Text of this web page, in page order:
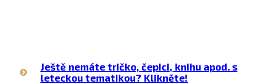
Ještě nemáte tričko, čepici, knihu apod. s
leteckou tematikou? Klikněte!